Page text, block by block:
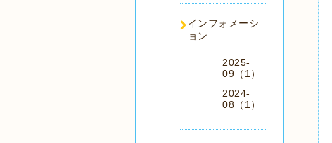
インフォメーシ
ョン
2025-
09（1）
2024-
08（1）